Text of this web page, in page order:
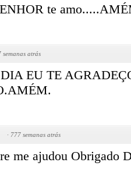
te
semanas atrás
EU TE
· 777 semanas atrás
me ajudou Obrigado